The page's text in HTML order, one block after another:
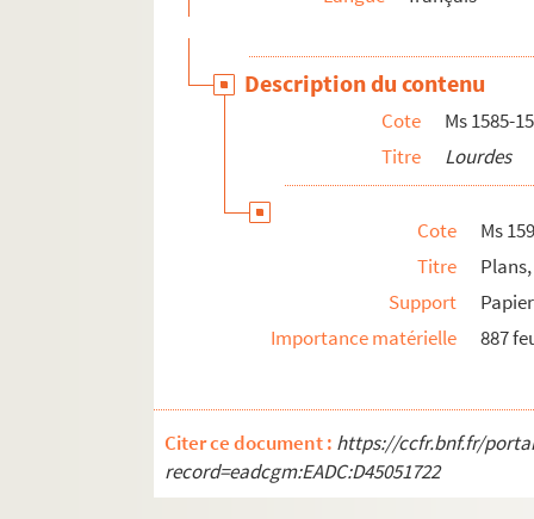
Description du contenu
Cote
Ms 1585-
Titre
Lourdes
Cote
Ms
Titre
Support
Papier
Importance matérielle
887
Citer ce document : https://ccfr.bnf.fr/
record=eadcgm:EADC:D45051722